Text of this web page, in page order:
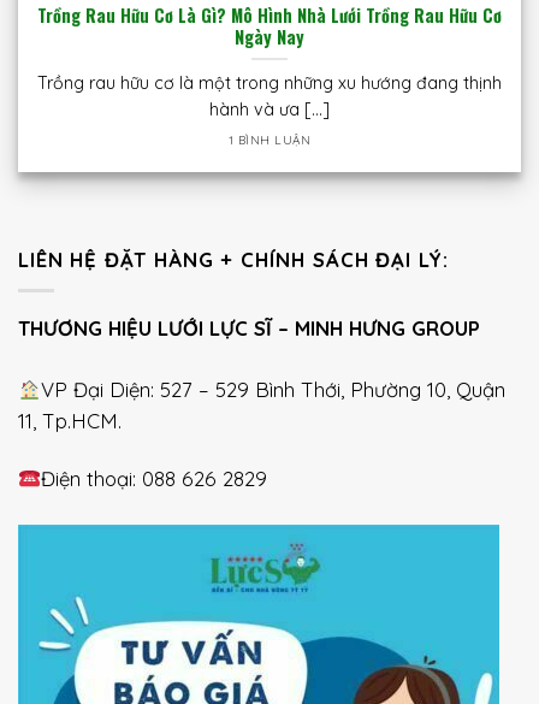
Trồng Rau Hữu Cơ Là Gì? Mô Hình Nhà Lưới Trồng Rau Hữu Cơ
Ngày Nay
Trồng rau hữu cơ là một trong những xu hướng đang thịnh
hành và ưa [...]
1 BÌNH LUẬN
LIÊN HỆ ĐẶT HÀNG + CHÍNH SÁCH ĐẠI LÝ:
THƯƠNG HIỆU LƯỚI LỰC SĨ – MINH HƯNG GROUP
VP Đại Diện: 527 – 529 Bình Thới, Phường 10, Quận
11, Tp.HCM.
Điện thoại: 088 626 2829